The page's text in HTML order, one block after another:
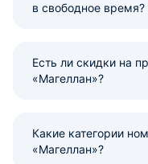
в свободное время?
Есть ли скидки на
«Магеллан»?
Какие категории
«Магеллан»?